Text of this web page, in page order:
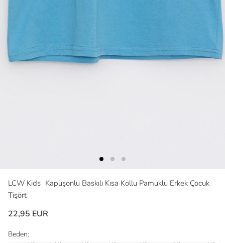
LCW Kids Kapüşonlu Baskılı Kısa Kollu Pamuklu Erkek Çocuk
Tişört
22,95 EUR
Beden: